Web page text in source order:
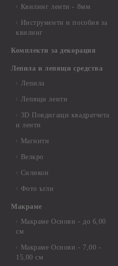
Квилинг ленти - 8мм
Инструменти и пособия за
квилинг
Комплекти за декорация
Лепила и лепящи средства
Лепила
Лепящи ленти
3D Повдигащи квадратчета
и ленти
Магнити
Велкро
Силикон
Фото ъгли
Макраме
Макраме Основи - до 6,00
см
Макраме Основи - 7,00 -
15,00 см